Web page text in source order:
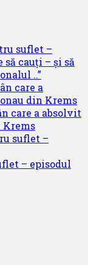
suflet –
cauți – și să
..”
care a
din Krems
care a absolvit
suflet –
– episodul